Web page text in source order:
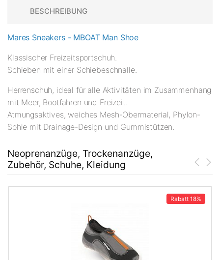
BESCHREIBUNG
Mares Sneakers - MBOAT Man Shoe
Klassischer Freizeitsportschuh.
Schieben mit einer Schiebeschnalle.
Herrenschuh, ideal für alle Aktivitäten im Zusammenhang
mit Meer, Bootfahren und Freizeit.
Atmungsaktives, weiches Mesh-Obermaterial, Phylon-
Sohle mit Drainage-Design und Gummistützen.
Neoprenanzüge, Trockenanzüge,
Zubehör, Schuhe, Kleidung
Rabatt 18%